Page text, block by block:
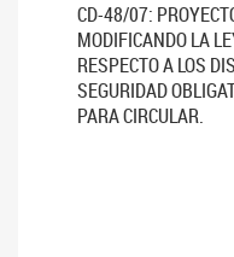
CD-48/07:
MODIFICANDO LA
RESPECTO A LOS
SEGURIDAD
PARA CIRCULAR.